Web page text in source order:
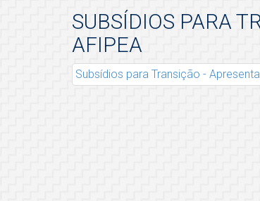
SUBSÍDIOS PARA
AFIPEA
Subsídios para Transição -